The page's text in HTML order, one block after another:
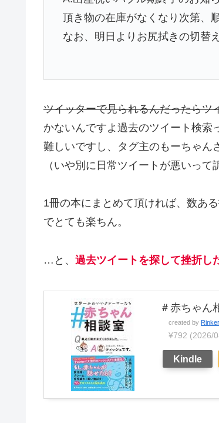
頂き物の在庫がなくなり次第、
なお、明日よりお尻拭きの切替
ツイッターで見られるんだったらツ
かないんですよ過去のツイート検索
難しいですし、タグ主のもーちゃん
（いや別に日常ツイートが悪いって
1冊の本にまとめて頂ければ、数あ
でとても楽ちん。
…と、 過去ツイートを探して挫折し
＃赤ちゃん
created by Rinker
¥792 (2026/
Kindle